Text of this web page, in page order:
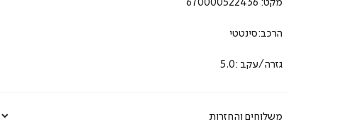
משלוחים והחזרות
הרכב:סינטטי
גזרה/עקב :5.0